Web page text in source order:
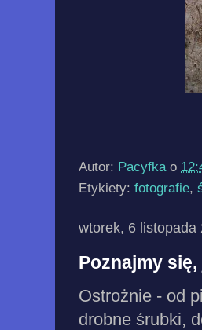
Autor: Pacyfka o
Etykiety: fotografie,
wtorek, 6 listopada
Poznajmy
Ostrożnie - od
drobne śrubki,